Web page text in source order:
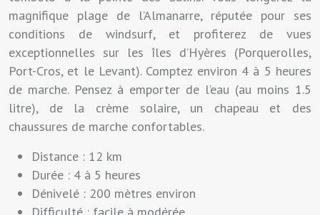
magnifique plage de l’Almanarre, réputée pour ses
conditions de windsurf, et profiterez de vues
exceptionnelles sur les îles d’Hyères (Porquerolles,
Port-Cros, et le Levant). Comptez environ 4 à 5 heures
de marche. Pensez à emporter de l’eau (au moins 1.5
litre), de la crème solaire, un chapeau et des
chaussures de marche confortables.
Distance : 12 km
Durée : 4 à 5 heures
Dénivelé : 200 mètres environ